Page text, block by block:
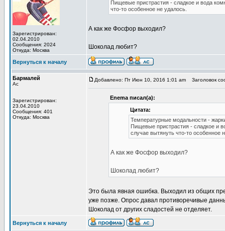
Зарегистрирован:
02.04.2010
Сообщения: 2024
Откуда: Москва
Пищевые пристрастия - сладкое и вода
что-то особенное не удалось.
А как же Фосфор выходил?
Шоколад любит?
Вернуться к началу
Бармалей
Ас
Зарегистрирован:
23.04.2010
Сообщения: 401
Откуда: Москва
Добавлено: Пт Июн 10, 2016 1:01 am Заголовок
Enema писал(а):
Цитата:
Температурные модальности -
Пищевые пристрастия - сладкое и
случае вытянуть что-то особенное
А как же Фосфор выходил?
Шоколад любит?
Это была явная ошибка. Выходил из общих
уже позже. Опрос давал противоречивые
Шоколад от других сладостей не отделяет.
Вернуться к началу